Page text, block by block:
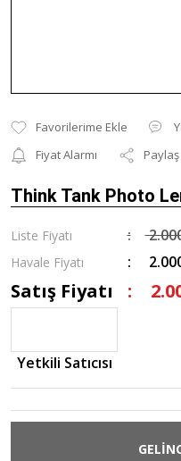
Fiyat Alarmı
Paylaş
Think Tank Photo
Liste Fiyatı
Havale Fiyatı
Satış Fiyatı
Yetkili Satıcısı